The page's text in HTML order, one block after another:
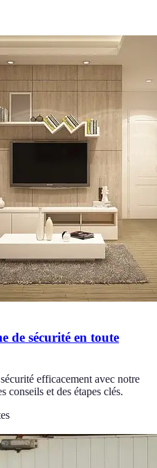
de sécurité en toute
efficacement avec notre
conseils et des étapes clés.